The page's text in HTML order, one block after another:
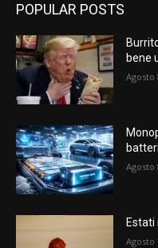
POPULAR POSTS
bene
Agosto
Agosto
Estati
Agosto